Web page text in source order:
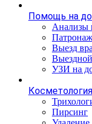
Помощь на
Анализы
Выезд
УЗИ на
Косметология
Пирсинг